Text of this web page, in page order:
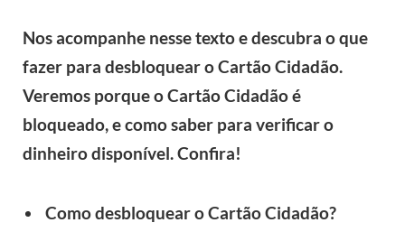
Nos acompanhe nesse texto e descubra o que
fazer para desbloquear o Cartão Cidadão.
Veremos porque o Cartão Cidadão é
bloqueado, e como saber para verificar o
dinheiro disponível. Confira!
Como desbloquear o Cartão Cidadão?